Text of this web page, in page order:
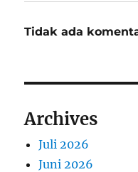
Tidak ada
Archives
Juli 2026
Juni 2026